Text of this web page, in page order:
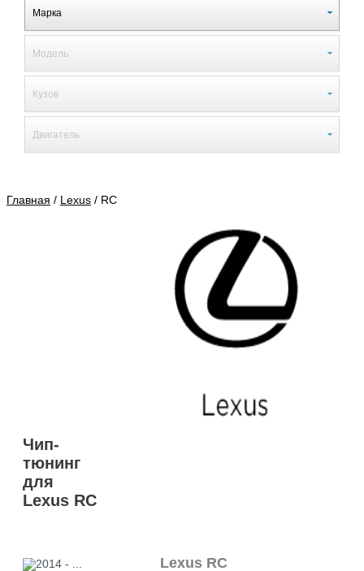
Главная / Lexus / RC
Чип-
тюнинг
для
Lexus RC
Lexus RC